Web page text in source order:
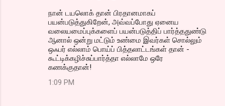
நான் டயலொக் தான் பிரதானமாகப்
பயன்படுத்துகிறேன், அவ்வப்போது ஏனைய
வலையமைப்புக்களைப் பயன்படுத்திப் பார்த்ததுண்டு
ஆனால் ஒன்று மட்டும் உண்மை இவர்கள் சொல்லும்
ஒஃபர் எல்லாம் பொய்ப் பித்தலாட்டங்கள் தான் -
கூட்டிக்கழிச்சுப்பார்த்தா எல்லாமே ஒரே
கணக்குதான்!
1:09 PM